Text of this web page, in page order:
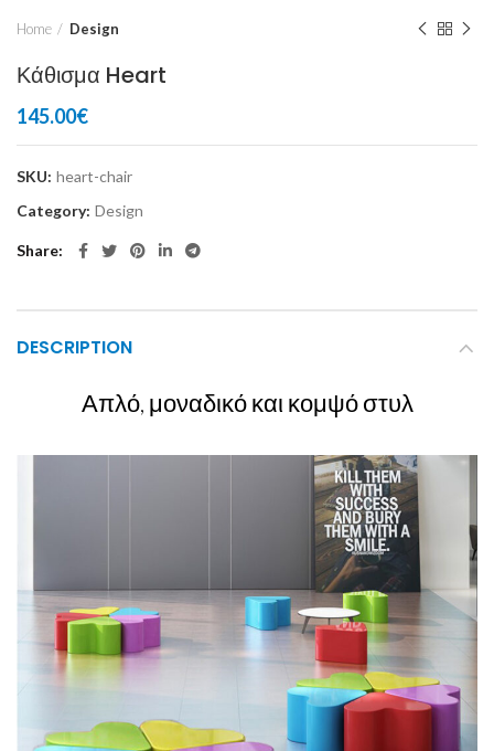
Home Design
Κάθισμα Heart
145.00€
SKU: heart-chair
Category: Design
Share
DESCRIPTION
Απλό, μοναδικό και κομψό στυλ